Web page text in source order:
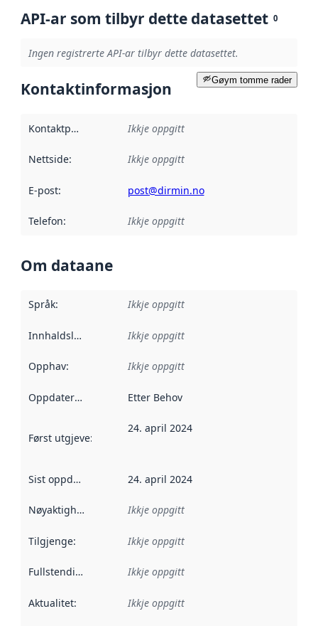
API-ar som tilbyr dette datasettet 0
Ingen registrerte API-ar tilbyr dette datasettet.
Gøym tomme rader
Kontaktinformasjon
Kontaktpunkt Ikkje oppgitt
Nettside: Ikkje oppgitt
E-post: post@dirmin.no
Telefon: Ikkje oppgitt
Om dataane
Språk: Ikkje oppgitt
Innhaldsleverandørar :
Ikkje oppgitt
Opphav: Ikkje oppgitt
Oppdateringsfrekvens :
Etter Behov
Først utgjeve: Denne datoen seier når dataa i dette
24. april 2024
Sist oppdatert 24. april 2024
Nøyaktigheit Ikkje oppgitt
Tilgjenge: Ikkje oppgitt
Fullstendigheit Ikkje oppgitt
Aktualitet: Ikkje oppgitt